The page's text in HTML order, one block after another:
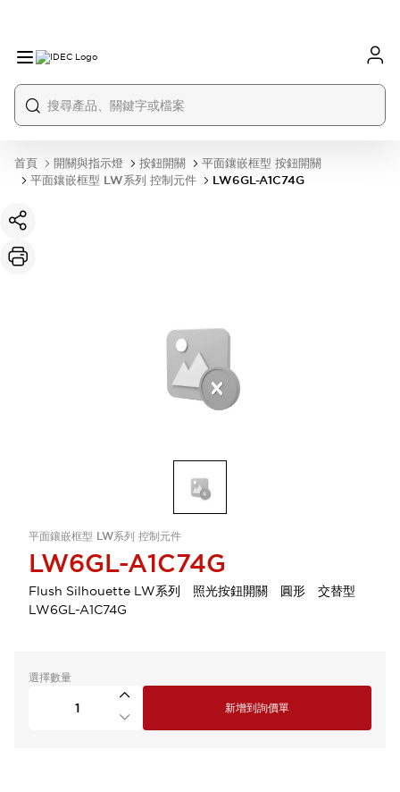
首頁 開關與指示燈 按鈕開關
平面鑲嵌框型 按鈕開關
平面鑲嵌框型 LW系列 控制元件
LW6GL-A1C74G
平面鑲嵌框型 LW系列 控制元件
LW6GL-A1C74G
Flush Silhouette LW系列 照光按鈕開關 圓形 交替型
LW6GL-A1C74G
選擇數量
新增到詢價單